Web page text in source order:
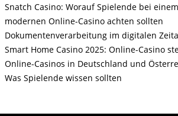
Snatch Casino: Worauf Spielende bei einem
modernen Online-Casino achten sollten
Dokumentenverarbeitung im digitalen
Smart Home Casino 2025: Online-Casino
Online-Casinos in Deutschland und
Was Spielende wissen sollten